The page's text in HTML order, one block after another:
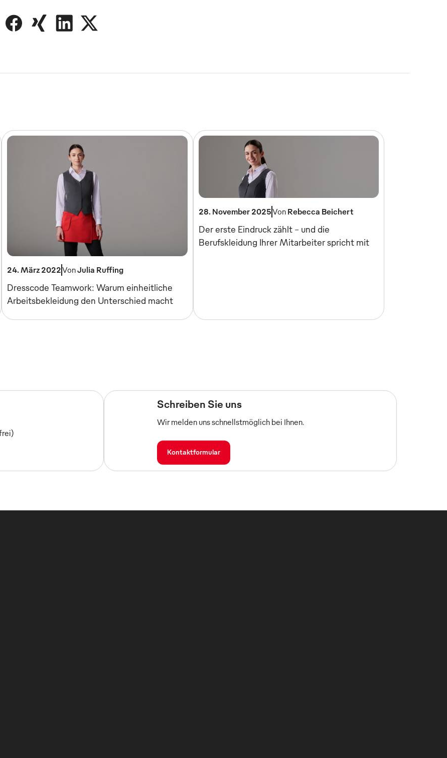
24. März 2022VonJulia Ruffing
Dresscode Teamwork: Warum einheitliche
Arbeitsbekleidung den Unterschied macht
28. November 2025Von Rebecca Beichert
Der erste Eindruck zählt – und die
Berufskleidung Ihrer Mitarbeiter spricht mit
Schreiben Sie uns
Wir melden uns schnellstmöglich bei Ihnen.
Kontaktformular